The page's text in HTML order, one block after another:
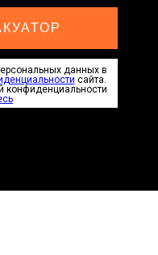
данных в
сайта.
конфиденциальности